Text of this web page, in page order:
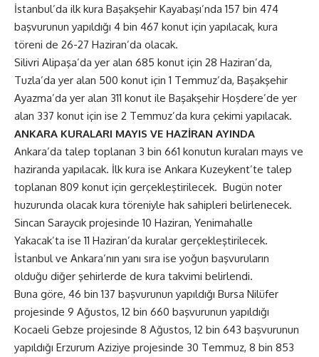
İstanbul’da ilk kura Başakşehir Kayabaşı’nda 157 bin 474
başvurunun yapıldığı 4 bin 467 konut için yapılacak, kura
töreni de 26-27 Haziran’da olacak.
Silivri Alipaşa’da yer alan 685 konut için 28 Haziran’da,
Tuzla’da yer alan 500 konut için 1 Temmuz’da, Başakşehir
Ayazma’da yer alan 311 konut ile Başakşehir Hoşdere’de yer
alan 337 konut için ise 2 Temmuz’da kura çekimi yapılacak.
ANKARA KURALARI MAYIS VE HAZİRAN AYINDA
Ankara’da talep toplanan 3 bin 661 konutun kuraları mayıs ve
haziranda yapılacak. İlk kura ise Ankara Kuzeykent’te talep
toplanan 809 konut için gerçekleştirilecek. Bugün noter
huzurunda olacak kura töreniyle hak sahipleri belirlenecek.
Sincan Saraycık projesinde 10 Haziran, Yenimahalle
Yakacak’ta ise 11 Haziran’da kuralar gerçekleştirilecek.
İstanbul ve Ankara’nın yanı sıra ise yoğun başvuruların
olduğu diğer şehirlerde de kura takvimi belirlendi.
Buna göre, 46 bin 137 başvurunun yapıldığı Bursa Nilüfer
projesinde 9 Ağustos, 12 bin 660 başvurunun yapıldığı
Kocaeli Gebze projesinde 8 Ağustos, 12 bin 643 başvurunun
yapıldığı Erzurum Aziziye projesinde 30 Temmuz, 8 bin 853